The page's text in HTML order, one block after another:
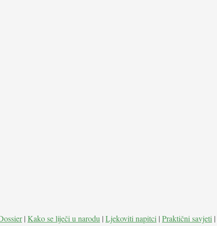
| Kako se liječi u narodu | Ljekoviti napitci | Praktični savjeti |